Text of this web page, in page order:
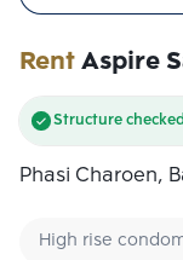
RentAspire
Structure checked
Phasi Charoen,
High rise